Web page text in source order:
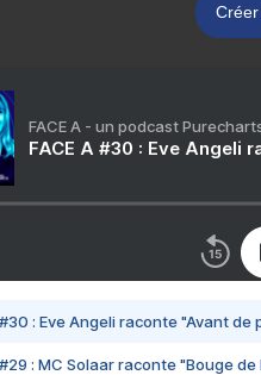
FACE A - un podcast
FACE A #30 : Eve Angeli
#30 : Eve Angeli raconte "Avant de
#29 : MC Solaar raconte "Bouge de